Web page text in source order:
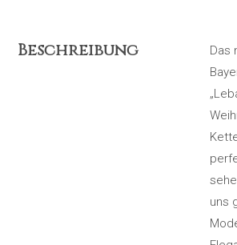
Beschreibung
Das
uns